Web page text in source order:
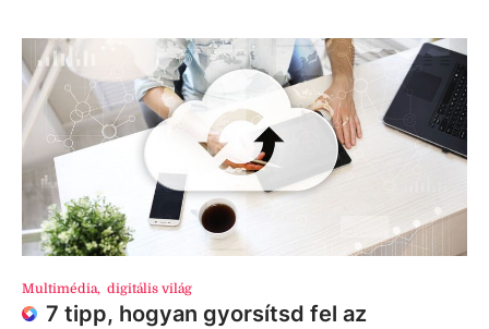
Multimédia, digitális világ
7 tipp, hogyan gyorsítsd fel az